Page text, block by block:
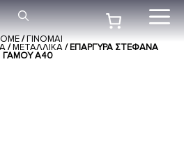
/ΓΙΝΟΜΑΙ
/ΜΕΤΑΛΛΙΚΑ/ ΕΠΆΡΓΥΡΑ ΣΤΈΦΑΝΑ
ΓΆΜΟΥ A40